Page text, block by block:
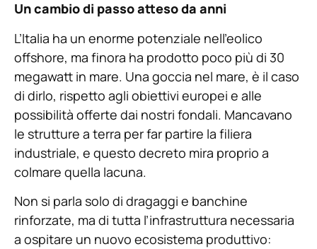
Un cambio di passo atteso da anni
L’Italia ha un enorme potenziale nell’eolico
offshore, ma finora ha prodotto poco più di 30
megawatt in mare. Una goccia nel mare, è il caso
di dirlo, rispetto agli obiettivi europei e alle
possibilità offerte dai nostri fondali. Mancavano
le strutture a terra per far partire la filiera
industriale, e questo decreto mira proprio a
colmare quella lacuna.
Non si parla solo di dragaggi e banchine
rinforzate, ma di tutta l’infrastruttura necessaria
a ospitare un nuovo ecosistema produttivo: